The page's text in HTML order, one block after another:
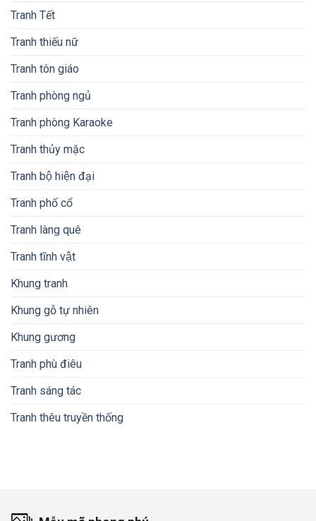
Tranh Tết
Tranh thiếu nữ
Tranh tôn giáo
Tranh phòng ngủ
Tranh phòng Karaoke
Tranh thủy mặc
Tranh bộ hiện đại
Tranh phố cổ
Tranh làng quê
Tranh tĩnh vật
Khung tranh
Khung gỗ tự nhiên
Khung gương
Tranh phù điêu
Tranh sáng tác
Tranh thêu truyền thống